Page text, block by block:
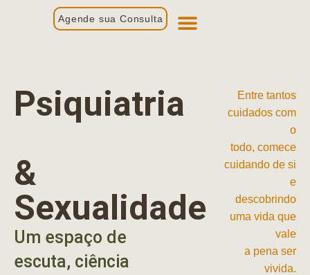
Agende sua Consulta
Psiquiatria
&
Sexualidade
Um espaço de
escuta, ciência
Entre tantos
cuidados com
o
todo, comece
cuidando de si
e
descobrindo
uma vida que
vale
a pena ser
vivida.